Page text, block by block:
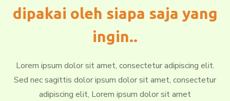
dipakai oleh siapa saja yang
ingin..
Lorem ipsum dolor sit amet, consectetur adipiscing elit.
Sed nec sagittis dolor ipsum dolor sit amet, consectetur
adipiscing elit, Lorem ipsum dolor sit amet